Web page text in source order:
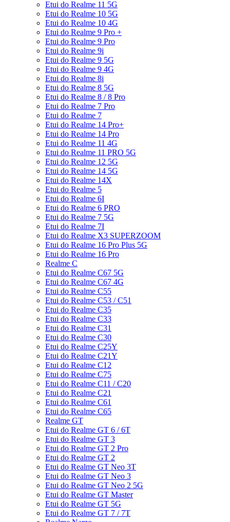
Etui do Realme 11 5G
Etui do Realme 10 5G
Etui do Realme 10 4G
Etui do Realme 9 Pro +
Etui do Realme 9 Pro
Etui do Realme 9i
Etui do Realme 9 5G
Etui do Realme 9 4G
Etui do Realme 8i
Etui do Realme 8 5G
Etui do Realme 8 / 8 Pro
Etui do Realme 7 Pro
Etui do Realme 7
Etui do Realme 14 Pro+
Etui do Realme 14 Pro
Etui do Realme 11 4G
Etui do Realme 11 PRO 5G
Etui do Realme 12 5G
Etui do Realme 14 5G
Etui do Realme 14X
Etui do Realme 5
Etui do Realme 6I
Etui do Realme 6 PRO
Etui do Realme 7 5G
Etui do Realme 7I
Etui do Realme X3 SUPERZOOM
Etui do Realme 16 Pro Plus 5G
Etui do Realme 16 Pro
Realme C
Etui do Realme C67 5G
Etui do Realme C67 4G
Etui do Realme C55
Etui do Realme C53 / C51
Etui do Realme C35
Etui do Realme C33
Etui do Realme C31
Etui do Realme C30
Etui do Realme C25Y
Etui do Realme C21Y
Etui do Realme C12
Etui do Realme C75
Etui do Realme C11 / C20
Etui do Realme C21
Etui do Realme C61
Etui do Realme C65
Realme GT
Etui do Realme GT 6 / 6T
Etui do Realme GT 3
Etui do Realme GT 2 Pro
Etui do Realme GT 2
Etui do Realme GT Neo 3T
Etui do Realme GT Neo 3
Etui do Realme GT Neo 2 5G
Etui do Realme GT Master
Etui do Realme GT 5G
Etui do Realme GT 7 / 7T